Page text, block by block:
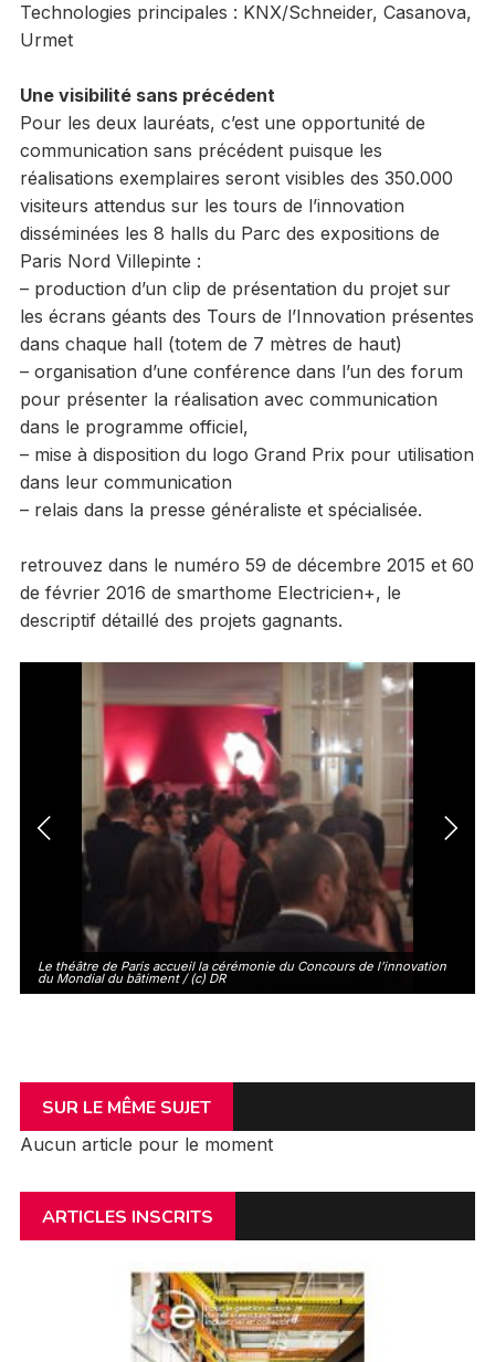
Technologies principales : KNX/Schneider, Casanova,
Urmet
Une visibilité sans précédent
Pour les deux lauréats, c’est une opportunité de
communication sans précédent puisque les
réalisations exemplaires seront visibles des 350.000
visiteurs attendus sur les tours de l’innovation
disséminées les 8 halls du Parc des expositions de
Paris Nord Villepinte :
– production d’un clip de présentation du projet sur
les écrans géants des Tours de l’Innovation présentes
dans chaque hall (totem de 7 mètres de haut)
– organisation d’une conférence dans l’un des forum
pour présenter la réalisation avec communication
dans le programme officiel,
– mise à disposition du logo Grand Prix pour utilisation
dans leur communication
– relais dans la presse généraliste et spécialisée.
retrouvez dans le numéro 59 de décembre 2015 et 60
de février 2016 de smarthome Electricien+, le
descriptif détaillé des projets gagnants.
Le théâtre de Paris accueil la cérémonie du Concours de l’innovation
du Mondial du bâtiment / (c) DR
SUR LE MÊME SUJET
Aucun article pour le moment
ARTICLES INSCRITS